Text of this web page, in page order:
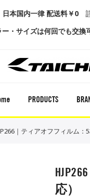
日本国内一律 配送料￥0
ー・サイズは何回でも交換
PRODUCTS
｜ティアオフフィルム：
応）